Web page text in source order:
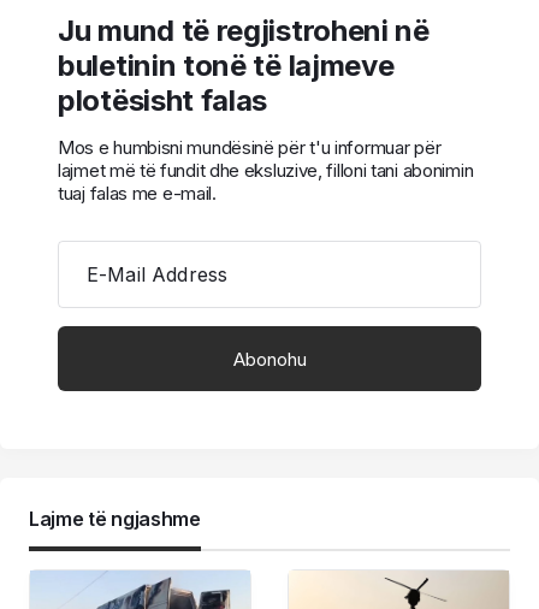
Ju mund të regjistroheni në
buletinin tonë të lajmeve
plotësisht falas
Mos e humbisni mundësinë për t'u informuar për
lajmet më të fundit dhe eksluzive, filloni tani abonimin
tuaj falas me e-mail.
E-Mail Address
Lajme të ngjashme